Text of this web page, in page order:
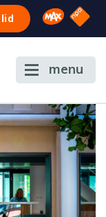
Omroep
NPO
menu